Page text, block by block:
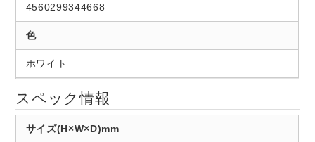
4560299344668
色
ホワイト
スペック情報
サイズ(H×W×D)mm